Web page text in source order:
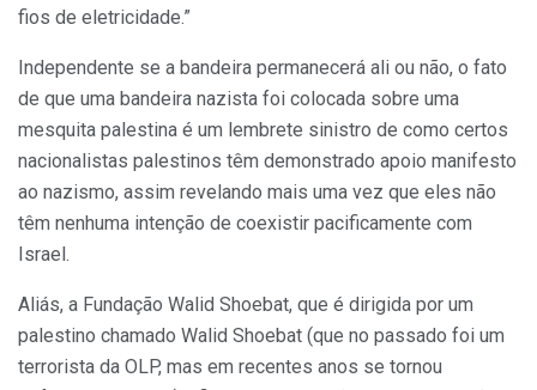
fios de eletricidade.”
Independente se a bandeira permanecerá ali ou não, o fato
de que uma bandeira nazista foi colocada sobre uma
mesquita palestina é um lembrete sinistro de como certos
nacionalistas palestinos têm demonstrado apoio manifesto
ao nazismo, assim revelando mais uma vez que eles não
têm nenhuma intenção de coexistir pacificamente com
Israel.
Aliás, a Fundação Walid Shoebat, que é dirigida por um
palestino chamado Walid Shoebat (que no passado foi um
terrorista da OLP, mas em recentes anos se tornou